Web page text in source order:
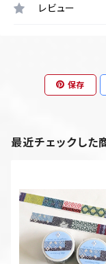
レビュー
保存
最近チェックした